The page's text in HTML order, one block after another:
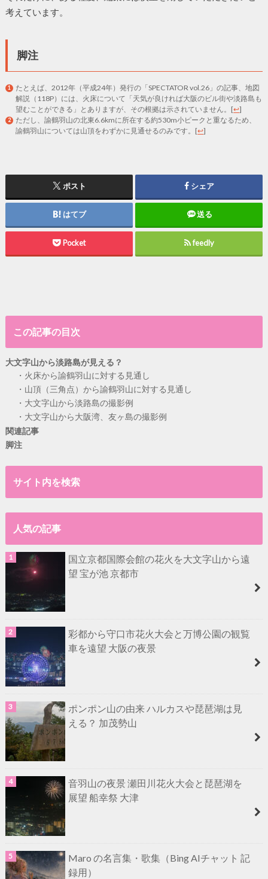
考えています。
脚注
たとえば、2012年（平成24年）発行の「SPECTATOR vol.26」の記事、地図
解説（118P）には、火床について「天気が良ければ大阪のビル街や淡路島も
望むことができる」とありますが、その根拠は示されていません。 [↩]
ただし、諭鶴羽山の北東6.6kmに所在する約530m小ピークと重なるため、
諭鶴羽山については山頂をわずかに見通せるのみです。 [↩]
ポスト シェア
はてブ 送る
Pocket feedly
この記事の目次
大文字山から淡路島が見える？
火床から諭鶴羽山に対する見通し
山頂（三角点）から諭鶴羽山に対する見通し
大文字山から淡路島の撮影例
大文字山から大阪湾、友ヶ島の撮影例
関連記事
脚注
サイト内を検索
人気の記事
国立京都国際会館の花火を大文字山から遠
望 宝が池 京都市
彩都から守口市花火大会と万博公園の観覧
車を遠望 大阪の夜景
ポンポン山の由来 ハルカスや琵琶湖は見
える？ 加茂勢山
音羽山の夜景 瀬田川花火大会と琵琶湖を
展望 船幸祭 大津
Maro の名言集・歌集（Bing AIチャット 記
録用）